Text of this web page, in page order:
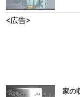
<広告>
家の